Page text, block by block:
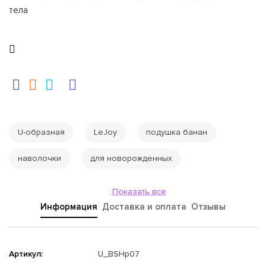
тела
U-образная LeJoy подушка банан
наволочки для новорожденных
Показать все
Информация Доставка и оплата Отзывы
Артикул: U_BSHp07